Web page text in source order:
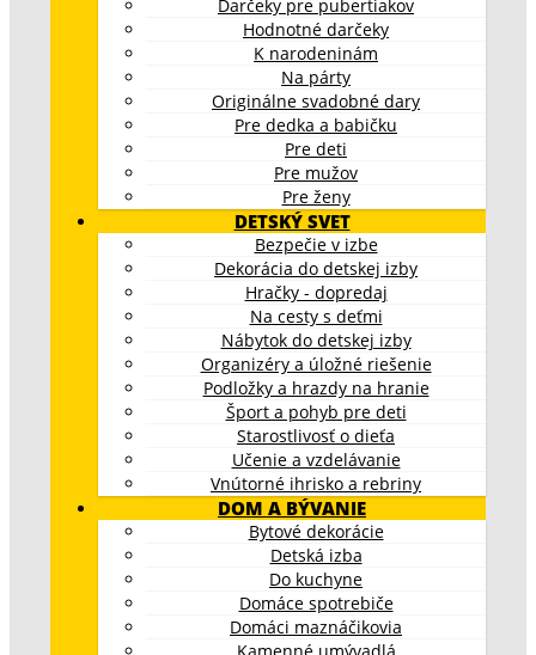
Darčeky pre pubertiakov
Hodnotné darčeky
K narodeninám
Na párty
Originálne svadobné dary
Pre dedka a babičku
Pre deti
Pre mužov
Pre ženy
DETSKÝ SVET
Bezpečie v izbe
Dekorácia do detskej izby
Hračky - dopredaj
Na cesty s deťmi
Nábytok do detskej izby
Organizéry a úložné riešenie
Podložky a hrazdy na hranie
Šport a pohyb pre deti
Starostlivosť o dieťa
Učenie a vzdelávanie
Vnútorné ihrisko a rebriny
DOM A BÝVANIE
Bytové dekorácie
Detská izba
Do kuchyne
Domáce spotrebiče
Domáci maznáčikovia
Kamenné umývadlá